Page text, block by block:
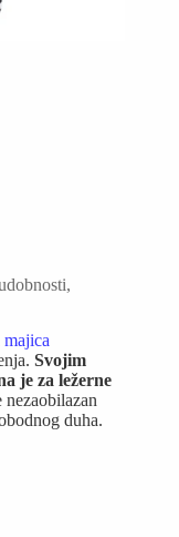
majica
Svojim
je za ležerne
duha.